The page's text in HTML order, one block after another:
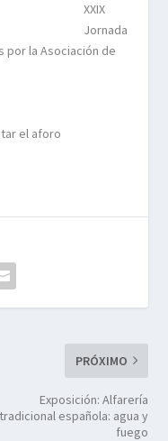
XXIX
Jornada
por la Asociación de
el aforo
PRÓXIMO
Exposición: Alfarería
tradicional española: agua y
fuego